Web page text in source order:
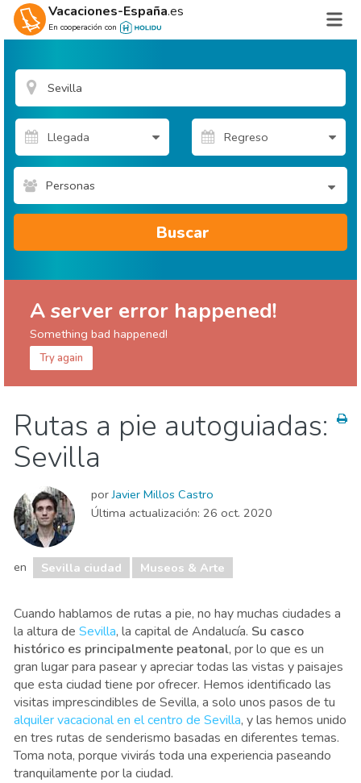
Vacaciones-España.es
En cooperación con
Personas
Buscar
A server error happened!
Something bad happened!
Try again
Agenda de eventos
Dónde quedarse
Museos & Arte
Rutas a pie autoguiadas:
Sevilla
porJavier Millos Castro
Última actualización: 26 oct. 2020
en Sevilla ciudad Museos & Arte
Cuando hablamos de rutas a pie, no hay muchas ciudades a
la altura de Sevilla, la capital de Andalucía. Su casco
histórico es principalmente peatonal, por lo que es un
gran lugar para pasear y apreciar todas las vistas y paisajes
que esta ciudad tiene por ofrecer. Hemos identificado las
visitas imprescindibles de Sevilla, a solo unos pasos de tu
alquiler vacacional en el centro de Sevilla, y las hemos unido
en tres rutas de senderismo basadas en diferentes temas.
Toma nota, porque vivirás toda una experiencia paseando
tranquilamente por la ciudad.